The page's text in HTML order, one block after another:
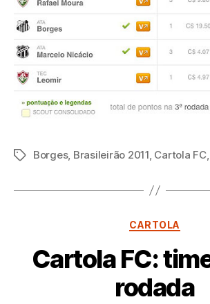
TagsBorges, Brasileirão 2011 Cartola FC,
Categorias
CARTOLA
Cartola FC:
rodada